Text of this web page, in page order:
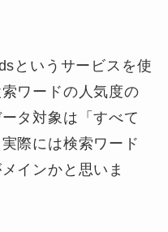
というサービスを使
ワードの人気度の
タ対象は「すべて
際には検索ワード
インかと思いま